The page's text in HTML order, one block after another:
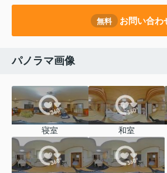
無料 お問い合わ
パノラマ画像
寝室 和室